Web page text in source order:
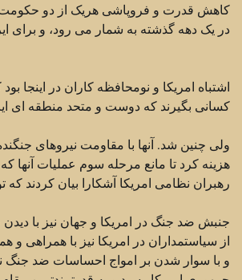
کاهش قدرت و فروپاشی هریک از دو حکومت
در یک دهه گذشته به شمار می رود، و برای
اشتباه امریکا و نومحافظه کاران در اینجا
کسانی بگیرند که دوست و متحد منطقه ای
ولی چنین شد. آنها با مقاومت نیروهای
هزینه کرد تا مانع مرحله سوم عملیات آنها
رهبران نظامی امریکا آشکارا بیان کردند که
جنبش ضد جنگ در امریکا و جهان نیز با
از سیاستمداران در امریکا نیز با همراهی
و با سوار شدن بر امواج احساسات ضد جنگ